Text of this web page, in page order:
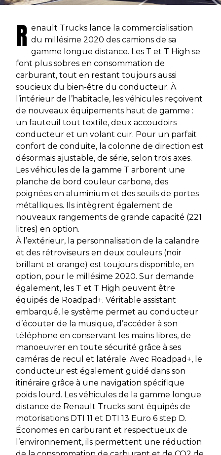
R enault Trucks lance la commercialisation
du millésime 2020 des camions de sa
gamme longue distance. Les T et T High se
font plus sobres en consommation de
carburant, tout en restant toujours aussi
soucieux du bien-être du conducteur. À
l’intérieur de l’habitacle, les véhicules reçoivent
de nouveaux équipements haut de gamme :
un fauteuil tout textile, deux accoudoirs
conducteur et un volant cuir. Pour un parfait
confort de conduite, la colonne de direction est
désormais ajustable, de série, selon trois axes.
Les véhicules de la gamme T arborent une
planche de bord couleur carbone, des
poignées en aluminium et des seuils de portes
métalliques. Ils intègrent également de
nouveaux rangements de grande capacité (221
litres) en option.
À l’extérieur, la personnalisation de la calandre
et des rétroviseurs en deux couleurs (noir
brillant et orange) est toujours disponible, en
option, pour le millésime 2020. Sur demande
également, les T et T High peuvent être
équipés de Roadpad+. Véritable assistant
embarqué, le système permet au conducteur
d’écouter de la musique, d’accéder à son
téléphone en conservant les mains libres, de
manoeuvrer en toute sécurité grâce à ses
caméras de recul et latérale. Avec Roadpad+, le
conducteur est également guidé dans son
itinéraire grâce à une navigation spécifique
poids lourd. Les véhicules de la gamme longue
distance de Renault Trucks sont équipés de
motorisations DTI 11 et DTI 13 Euro 6 step D.
Économes en carburant et respectueux de
l’environnement, ils permettent une réduction